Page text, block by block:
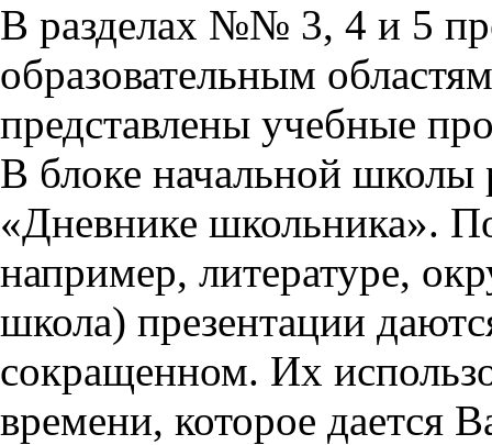
В разделах №№ 3, 4 и 5
образовательным
представлены учебные
В блоке начальной школы
«Дневнике школьника».
например, литературе,
школа) презентации
сокращенном. Их
времени, которое дается